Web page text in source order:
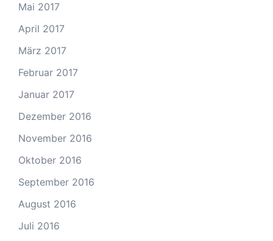
Mai 2017
April 2017
März 2017
Februar 2017
Januar 2017
Dezember 2016
November 2016
Oktober 2016
September 2016
August 2016
Juli 2016